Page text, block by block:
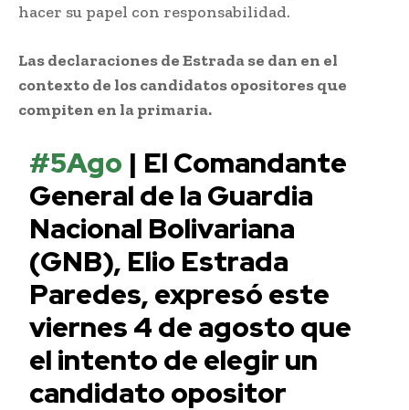
hacer su papel con responsabilidad.
Las declaraciones de Estrada se dan en el
contexto de los candidatos opositores que
compiten en la primaria.
#5Ago | El Comandante
General de la Guardia
Nacional Bolivariana
(GNB), Elio Estrada
Paredes, expresó este
viernes 4 de agosto que
el intento de elegir un
candidato opositor